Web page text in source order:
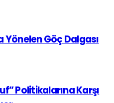
Yönelen Göç Dalgası
Politikalarına Karşı